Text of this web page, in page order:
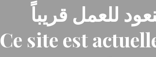
للعمل قريباً
Ce site est